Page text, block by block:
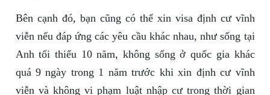
Bên cạnh đó, bạn cũng có thể xin visa định cư vĩnh
viễn nếu đáp ứng các yêu cầu khác nhau, như sống tại
Anh tối thiểu 10 năm, không sống ở quốc gia khác
quá 9 ngày trong 1 năm trước khi xin định cư vĩnh
viễn và không vi phạm luật nhập cư trong thời gian